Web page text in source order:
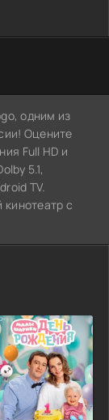
одним из
Оцените
Full HD и
5.1,
TV.
с